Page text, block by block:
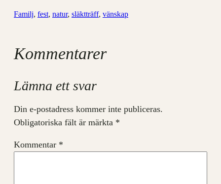
Familj, fest, natur, släktträff, vänskap
Kommentarer
Lämna ett svar
Din e-postadress kommer inte publiceras.
Obligatoriska fält är märkta *
Kommentar *